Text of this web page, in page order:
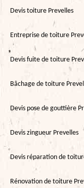
Devis toiture Prevelles
Entreprise de toiture
Devis fuite de toiture
Bâchage de toiture
Devis pose de gouttière
Devis zingueur Prevelles
Devis réparation de
Rénovation de toiture